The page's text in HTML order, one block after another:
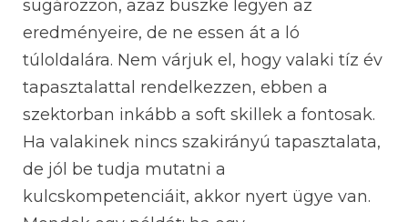
sugározzon, azaz büszke legyen az
eredményeire, de ne essen át a ló
túloldalára. Nem várjuk el, hogy valaki tíz év
tapasztalattal rendelkezzen, ebben a
szektorban inkább a soft skillek a fontosak.
Ha valakinek nincs szakirányú tapasztalata,
de jól be tudja mutatni a
kulcskompetenciáit, akkor nyert ügye van.